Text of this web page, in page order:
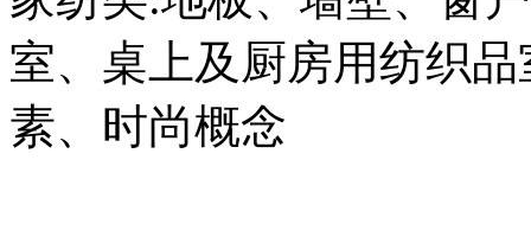
室、桌上及厨房用纺织
素、时尚概念